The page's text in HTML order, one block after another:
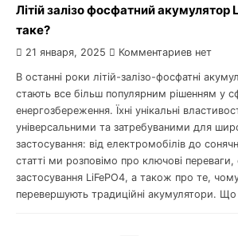
Літій залізо фосфатний акумулятор
таке?
21 января, 2025 Комментариев нет
В останні роки літій-залізо-фосфатні
стають все більш популярним рішенням у
енергозбереження. Їхні унікальні
універсальними та затребуваними для
застосування: від електромобілів до
статті ми розповімо про ключові переваги,
застосування LiFePO4, а також про те,
перевершують традиційні акумулятори.